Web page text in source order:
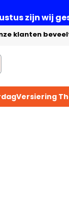
zijn wij
klanten
Versiering